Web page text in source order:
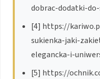
dobrac-dodatki-
[4] https://
sukienka-jaki-
elegancka-i-
[5] https://